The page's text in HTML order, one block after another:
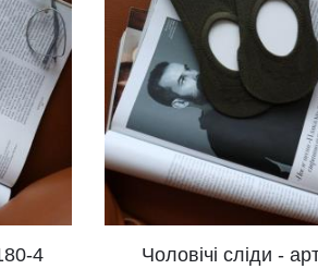
Чоловічі сліди - артикул